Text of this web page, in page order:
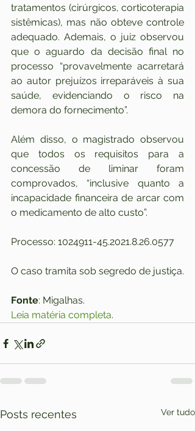
tratamentos (cirúrgicos, corticoterapia
sistêmicas), mas não obteve controle
adequado. Ademais, o juiz observou
que o aguardo da decisão final no
processo “provavelmente acarretará
ao autor prejuízos irreparáveis à sua
saúde, evidenciando o risco na
demora do fornecimento”.
Além disso, o magistrado observou
que todos os requisitos para a
concessão de liminar foram
comprovados, “inclusive quanto a
incapacidade financeira de arcar com
o medicamento de alto custo”.
Processo: 1024911-45.2021.8.26.0577
Fonte: Migalhas.
Leia matéria completa.
Posts recentes Ver tudo